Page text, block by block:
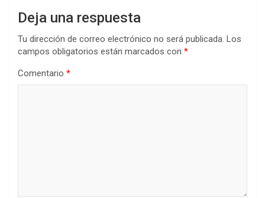
Deja una respuesta
Tu dirección de correo electrónico no será publicada. Los
campos obligatorios están marcados con *
Comentario *